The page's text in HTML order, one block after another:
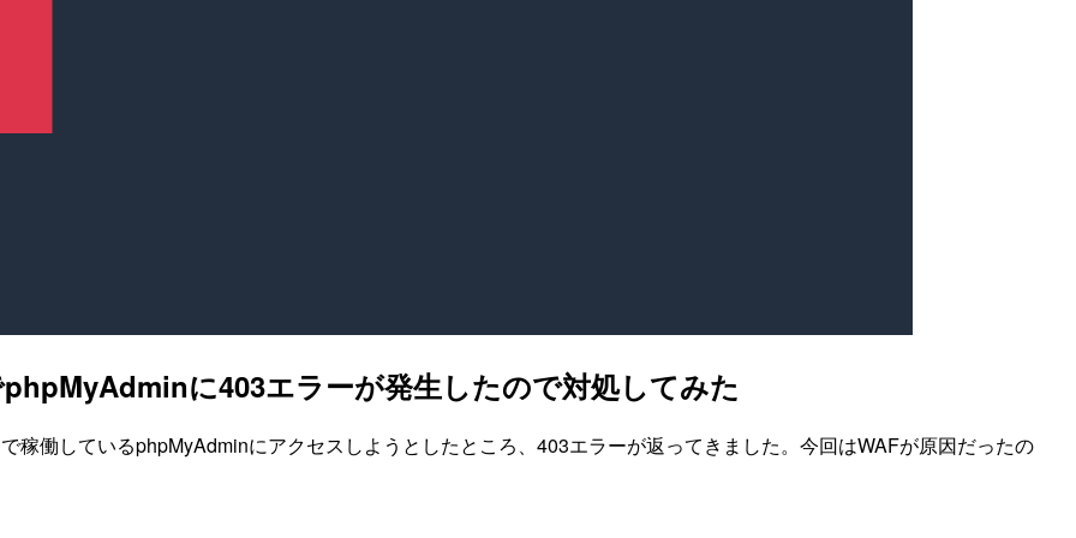
に403エラーが発生したので対処してみた
稼働しているphpMyAdminにアクセスしようとしたところ、403エラーが返ってきました。今回はWAFが原因だったの